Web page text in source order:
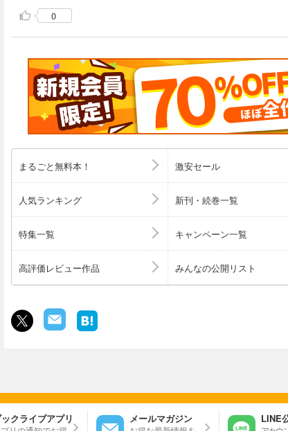
0
まるごと無料本！ 激安セール
人気ランキング 新刊・続巻一覧
特集一覧 キャンペーン一覧
高評価レビュー作品 みんなの公開リスト
クライブアプリ メールマガジン LINE